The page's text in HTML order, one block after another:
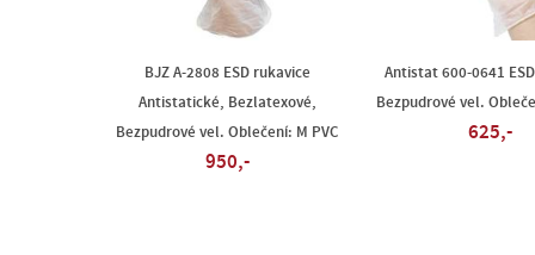
BJZ A-2808 ESD rukavice
Antistatické, Bezlatexové,
Bezpudrové vel. Oblečení: M PVC
950,-
Antistat 600-0641
Bezpudrové vel.
625,-